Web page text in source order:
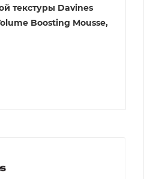
текстуры Davines
Boosting Mousse,